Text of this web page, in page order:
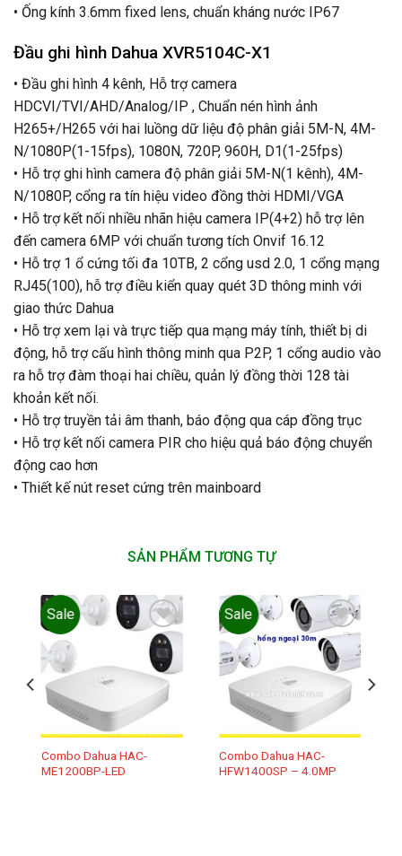
• Ống kính 3.6mm fixed lens, chuẩn kháng nước IP67
Đầu ghi hình Dahua XVR5104C-X1
• Đầu ghi hình 4 kênh, Hỗ trợ camera
HDCVI/TVI/AHD/Analog/IP , Chuẩn nén hình ảnh
H265+/H265 với hai luồng dữ liệu độ phân giải 5M-N, 4M-
N/1080P(1-15fps), 1080N, 720P, 960H, D1(1-25fps)
• Hỗ trợ ghi hình camera độ phân giải 5M-N(1 kênh), 4M-
N/1080P, cổng ra tín hiệu video đồng thời HDMI/VGA
• Hỗ trợ kết nối nhiều nhãn hiệu camera IP(4+2) hỗ trợ lên
đến camera 6MP với chuẩn tương tích Onvif 16.12
• Hỗ trợ 1 ổ cứng tối đa 10TB, 2 cổng usd 2.0, 1 cổng mạng
RJ45(100), hỗ trợ điều kiển quay quét 3D thông minh với
giao thức Dahua
• Hỗ trợ xem lại và trực tiếp qua mạng máy tính, thiết bị di
động, hỗ trợ cấu hình thông minh qua P2P, 1 cổng audio vào
ra hỗ trợ đàm thoại hai chiều, quản lý đồng thời 128 tài
khoản kết nối.
• Hỗ trợ truyền tải âm thanh, báo động qua cáp đồng trục
• Hỗ trợ kết nối camera PIR cho hiệu quả báo động chuyển
động cao hơn
• Thiết kế nút reset cứng trên mainboard
SẢN PHẨM TƯƠNG TỰ
Sale
Add to
wishlist
Combo Dahua HAC-
ME1200BP-LED
Sale
Add to
wishlist
Combo Dahua HAC-
HFW1400SP – 4.0MP